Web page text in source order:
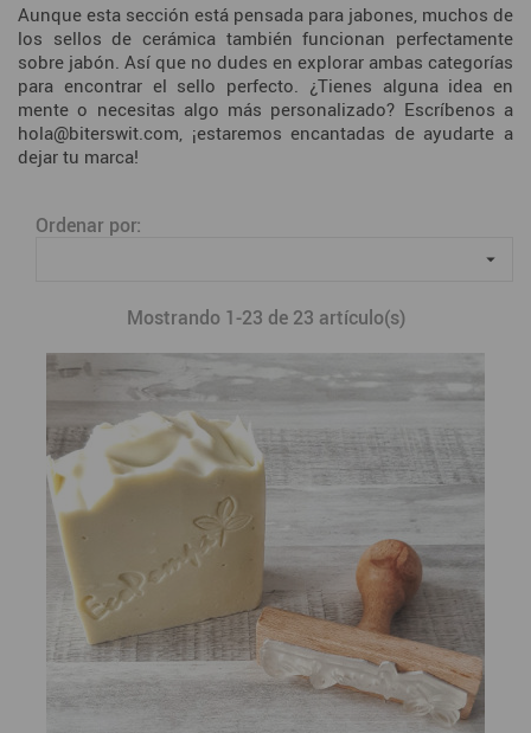
Aunque esta sección está pensada para jabones, muchos de
los sellos de cerámica también funcionan perfectamente
sobre jabón. Así que no dudes en explorar ambas categorías
para encontrar el sello perfecto. ¿Tienes alguna idea en
mente o necesitas algo más personalizado? Escríbenos a
hola@biterswit.com , ¡estaremos encantadas de ayudarte a
dejar tu marca!
Ordenar por:

Mostrando 1-23 de 23 artículo(s)